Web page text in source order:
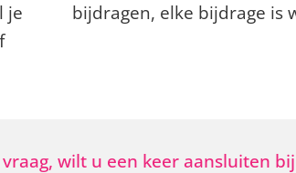
je
bijdragen, elke bijdrage is
wilt u een keer aansluiten